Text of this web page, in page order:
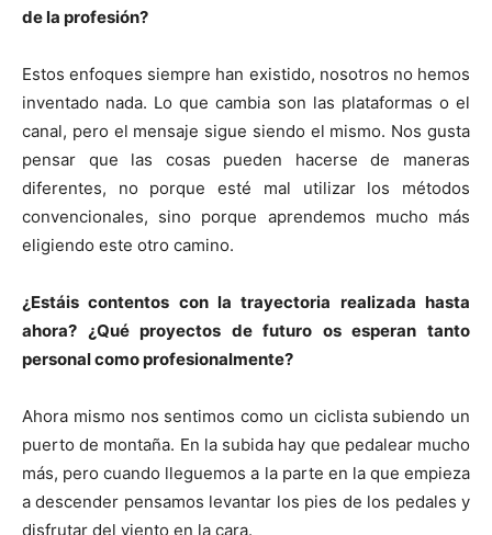
de la profesión?
Estos enfoques siempre han existido, nosotros no hemos
inventado nada. Lo que cambia son las plataformas o el
canal, pero el mensaje sigue siendo el mismo. Nos gusta
pensar que las cosas pueden hacerse de maneras
diferentes, no porque esté mal utilizar los métodos
convencionales, sino porque aprendemos mucho más
eligiendo este otro camino.
¿Estáis contentos con la trayectoria realizada hasta
ahora? ¿Qué proyectos de futuro os esperan tanto
personal como profesionalmente?
Ahora mismo nos sentimos como un ciclista subiendo un
puerto de montaña. En la subida hay que pedalear mucho
más, pero cuando lleguemos a la parte en la que empieza
a descender pensamos levantar los pies de los pedales y
disfrutar del viento en la cara.